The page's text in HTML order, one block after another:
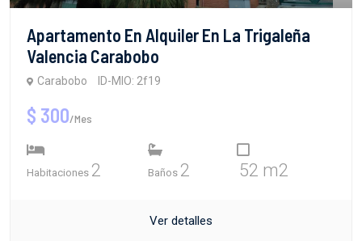
Apartamento En Alquiler En La Trigaleña
Valencia Carabobo
Carabobo ID-MIO: 2f19
$ 300/Mes
Habitaciones 2 Baños 2 52 m2
Ver detalles